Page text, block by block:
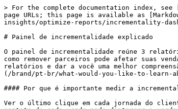
> For the complete documentation index,
page URLs; this page is available as
insights/optimize-reports/incrementality-
# Painel de incrementalidade explicado
O painel de incrementalidade reúne 3
como remover parceiros pode afetar suas
relatórios e dar a você uma melhor
(/brand/pt-br/what-would-you-like-to-learn-
#### Por que é importante medir a
Ver o último clique em cada jornada do